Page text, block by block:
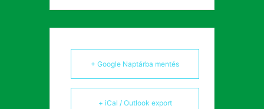
+ Google Naptárba mentés
+ iCal / Outlook export